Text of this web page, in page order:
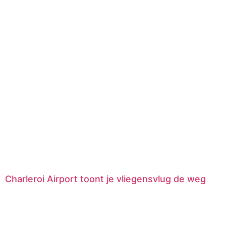
Charleroi Airport toont je vliegensvlug de weg